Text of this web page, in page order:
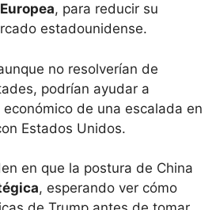
, para reducir su
estadounidense.
no resolverían de
podrían ayudar a
de una escalada en
Estados Unidos.
en que la postura de China
, esperando ver cómo